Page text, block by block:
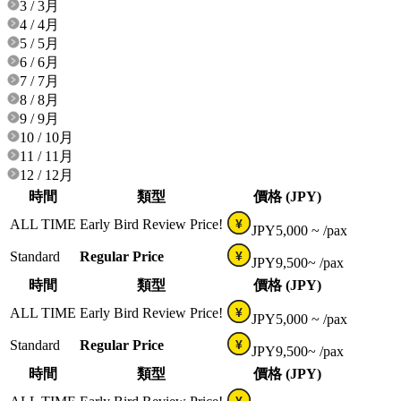
3 / 3月
4 / 4月
5 / 5月
6 / 6月
7 / 7月
8 / 8月
9 / 9月
10 / 10月
11 / 11月
12 / 12月
時間
類型
價格 (JPY)
ALL TIME Early Bird Review Price! ¥ JPY5,000 ~ /pax
Standard
Regular Price ¥ JPY9,500~ /pax
時間
類型
價格 (JPY)
ALL TIME Early Bird Review Price! ¥ JPY5,000 ~ /pax
Standard
Regular Price ¥ JPY9,500~ /pax
時間
類型
價格 (JPY)